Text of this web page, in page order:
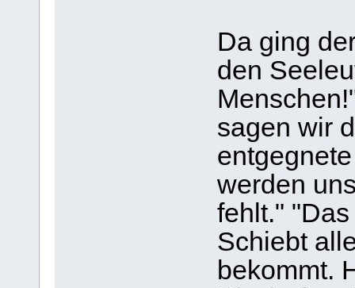
Da ging
den
sagen wir
werden
fehlt."
Schiebt
bekommt.